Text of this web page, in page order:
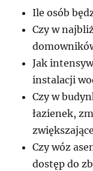
Ile osób
Czy w
Jak
instalacji
Czy w
łazienek,
Czy wóz
dostęp do